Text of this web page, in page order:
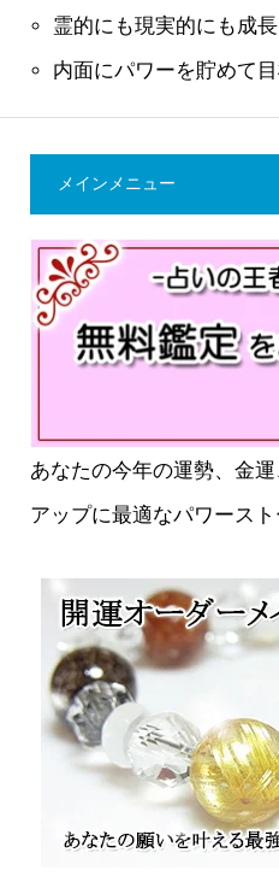
霊的にも現実的にも成
内面にパワーを貯めて
メインメニュー
あなたの今年の運勢、金
アップに最適なパワースト